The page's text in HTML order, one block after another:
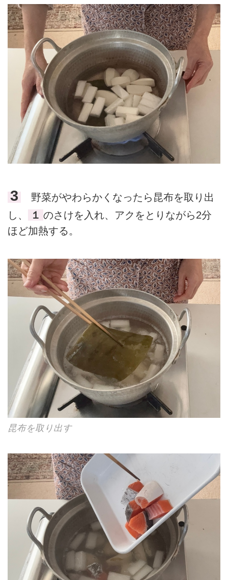
3
野菜がやわらかくなったら昆布を取り出
し、
１ のさけを入れ、アクをとりながら2分
ほど加熱する。
昆布を取り出す